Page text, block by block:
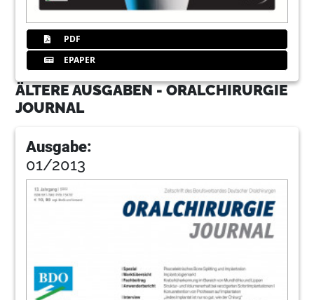
PDF
EPAPER
ÄLTERE AUSGABEN - ORALCHIRURGIE
JOURNAL
Ausgabe:
01/2013